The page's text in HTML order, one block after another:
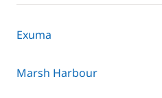
Exuma
Marsh Harbour